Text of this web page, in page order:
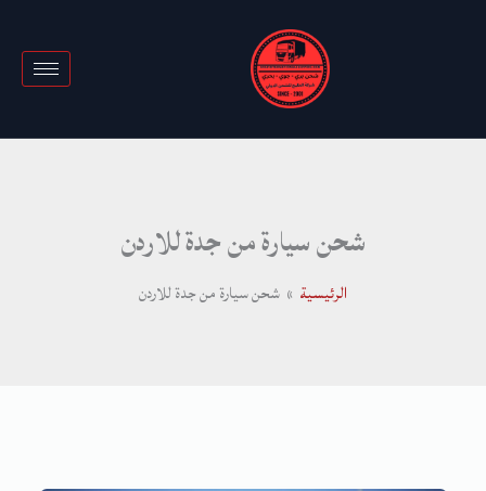
شحن سيارة من جدة للاردن
الرئيسية شحن سيارة من جدة للاردن